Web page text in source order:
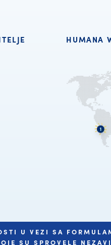
HUMANA
U VEZI SA
SU SPROVELE